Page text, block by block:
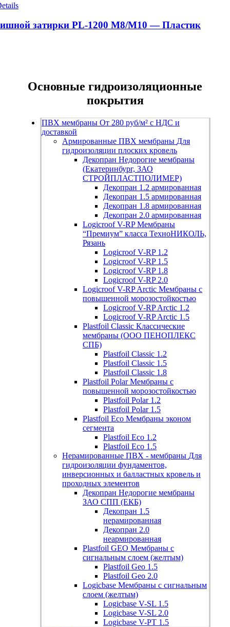
затирки PL-1200 M8/М10 — Пластик
Основные гидроизоляционные
покрытия
ПВХ мембраны От 280 руб/м² с НДС и
доставкой
Армированные ПВХ мембраны Для
гидроизоляции плоских кровель
Декопран Недорогие мембраны
(Екатеринбург, ЗАО
СТРОЙПЛАСТПОЛИМЕР)
Декопран 1.2 армированная
Декопран 1.5 армированная
Декопран 1.8 армированная
Декопран 2.0 армированная
Logicroof V-RP Мембраны
“Премиум” класса ТехноНИКОЛЬ,
Рязань
Logicroof V-RP 1.2
Logicroof V-RP 1.5
Logicroof V-RP 1.8
Logicroof V-RP 2.0
Logicroof V-RP Arctic Мембраны с
повышенной морозостойкостью
Logicroof V-RP Arctic 1.2
Logicroof V-RP Arctic 1.5
Plastfoil Classic Классические
мембраны (ООО ПЕНОПЛЕКС
СПБ)
Plastfoil Classic 1.2
Plastfoil Classic 1.5
Plastfoil Classic 1.8
Plastfoil Polar Мембраны с
повышенной морозостойкостью
Plastfoil Polar 1.2
Plastfoil Polar 1.5
Plastfoil Eco Мембраны эконом
сегмента
Plastfoil Eco 1.2
Plastfoil Eco 1.5
Нерамированные ПВХ - мембраны Для
гидроизоляции фундаментов,
инверсионных и балластных кровель и
проходных элементов
Декопран Недорогие мембраны
ЗАО СПП (ЕКБ)
Декопран 1.5
нерамированная
Декопран 2.0
неармированная
Plastfoil GEO Мембраны с
сигнальным слоем (желтым)
Plastfoil Geo 1.5
Plastfoil Geo 2.0
Logicbase Мембраны с сигнальным
слоем (желтым)
Logicbase V-SL 1.5
Logicbase V-SL 2.0
Logicbase V-PT 1.5